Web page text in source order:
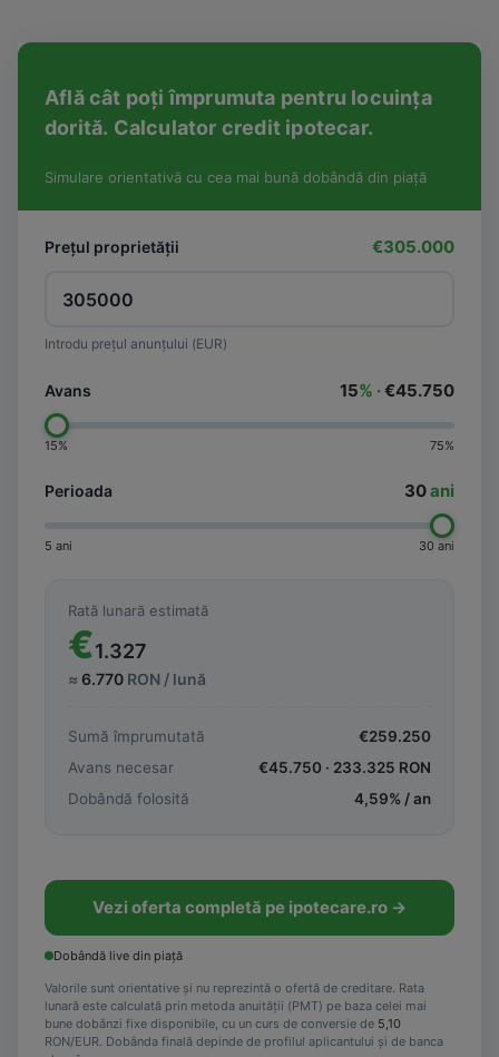
Află cât poți împrumuta pentru locuința
dorită. Calculator credit ipotecar.
Simulare orientativă cu cea mai bună dobândă din piață
Prețul proprietății €305.000
Introdu prețul anunțului (EUR)
Avans 15% ·€45.750
15% 75%
Perioada 30ani
5 ani 30 ani
Rată lunară estimată
€1.327
≈ 6.770 RON / lună
Sumă împrumutată €259.250
Avans necesar
€45.750 · 233.325 RON
Dobândă folosită
4,59% / an
Vezi oferta completă pe ipotecare.ro →
Dobândă live din piață
Valorile sunt orientative și nu reprezintă o ofertă de creditare. Rata
lunară este calculată prin metoda anuității (PMT) pe baza celei mai
bune dobânzi fixe disponibile, cu un curs de conversie de 5,10
RON/EUR. Dobânda finală depinde de profilul aplicantului și de banca